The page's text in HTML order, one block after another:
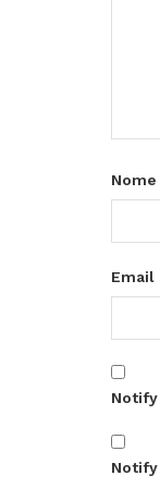
Nome
Email